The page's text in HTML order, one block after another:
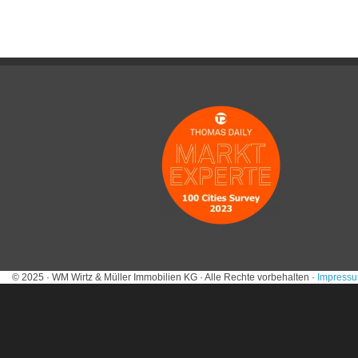
© 2025 · WM Wirtz & Müller Immobilien KG · Alle Rechte vorbehalten ·